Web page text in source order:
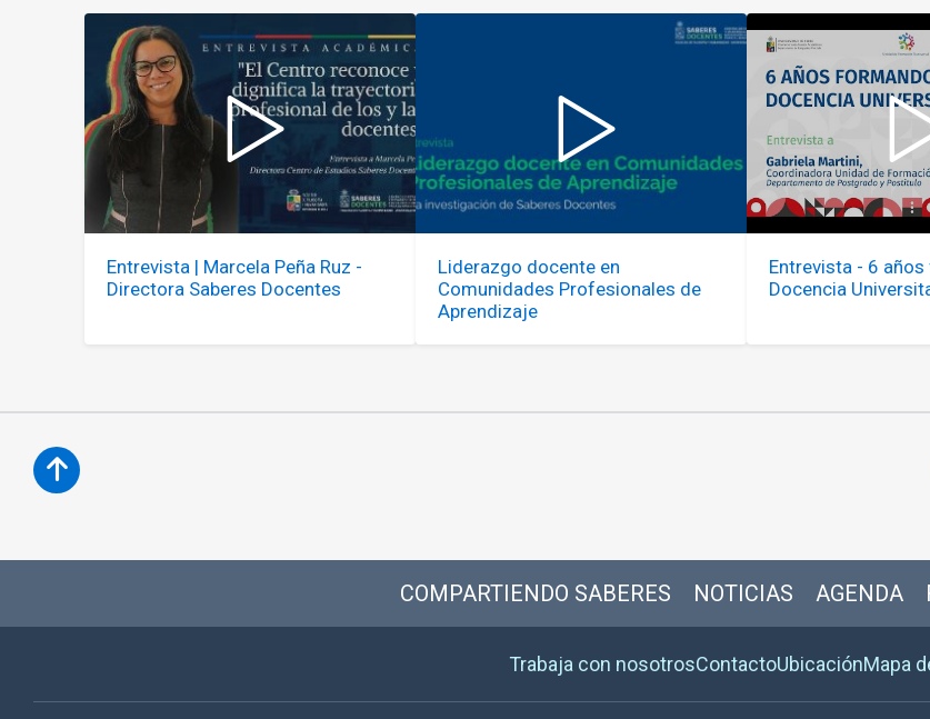
Entrevista | Marcela Peña Ruz -
Directora Saberes Docentes
Liderazgo docente en
Comunidades Profesionales de
Aprendizaje
Entrevista - 6
Docencia
COMPARTIENDO SABERES NOTICIAS AGENDA
Trabaja con nosotrosContactoUbicaciónMapa